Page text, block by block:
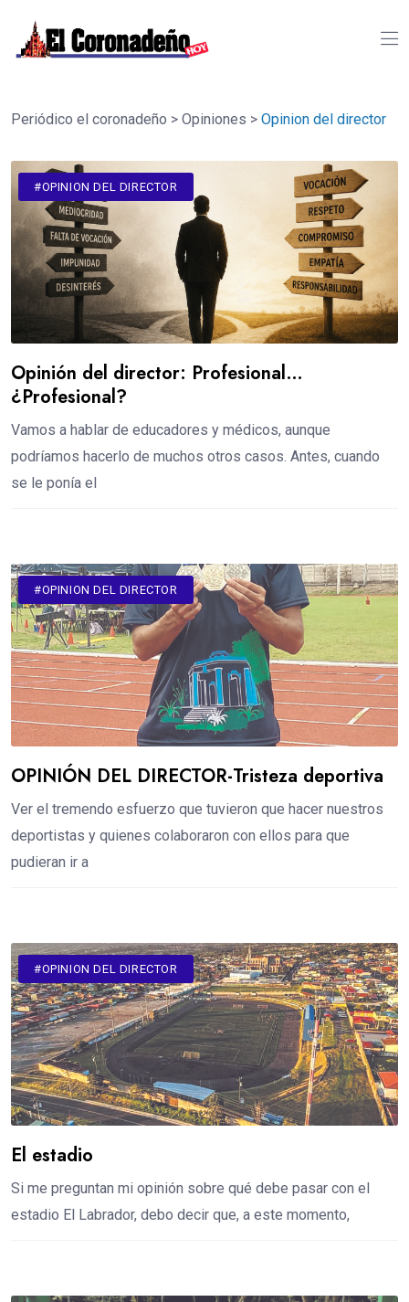
Periódico el coronadeño > Opiniones > Opinion del director
#OPINION DEL DIRECTOR
Opinión del director: Profesional…
¿Profesional?
Vamos a hablar de educadores y médicos, aunque
podríamos hacerlo de muchos otros casos. Antes, cuando
se le ponía el
#OPINION DEL DIRECTOR
OPINIÓN DEL DIRECTOR-Tristeza deportiva
Ver el tremendo esfuerzo que tuvieron que hacer nuestros
deportistas y quienes colaboraron con ellos para que
pudieran ir a
#OPINION DEL DIRECTOR
El estadio
Si me preguntan mi opinión sobre qué debe pasar con el
estadio El Labrador, debo decir que, a este momento,